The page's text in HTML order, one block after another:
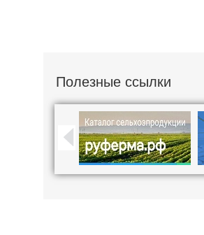
Полезные ссылки